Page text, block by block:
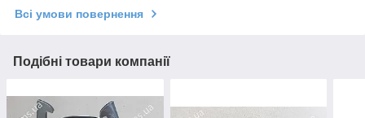
Всі умови повернення
Подібні товари компанії